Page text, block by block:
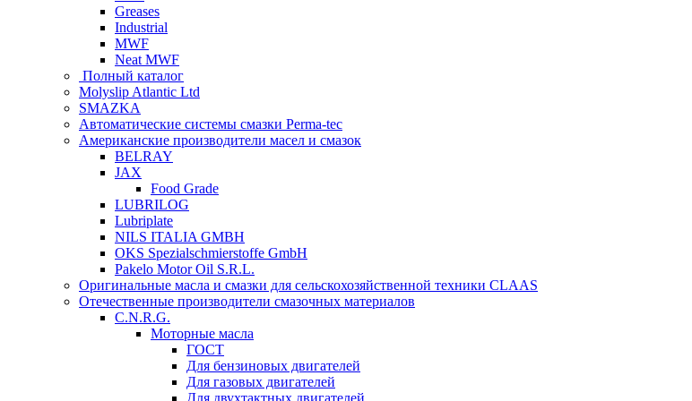
Greases
Industrial
MWF
Neat MWF
Полный каталог
Molyslip Atlantic Ltd
SMAZKA
Автоматические системы смазки Perma-tec
Американские производители масел и смазок
BELRAY
JAX
Food Grade
LUBRILOG
Lubriplate
NILS ITALIA GMBH
OKS Spezialschmierstoffe GmbH
Pakelo Motor Oil S.R.L.
Оригинальные масла и смазки для сельскохозяйственной техники CLAAS
Отечественные производители смазочных материалов
C.N.R.G.
Моторные масла
ГОСТ
Для бензиновых двигателей
Для газовых двигателей
Для двухтактных двигателей